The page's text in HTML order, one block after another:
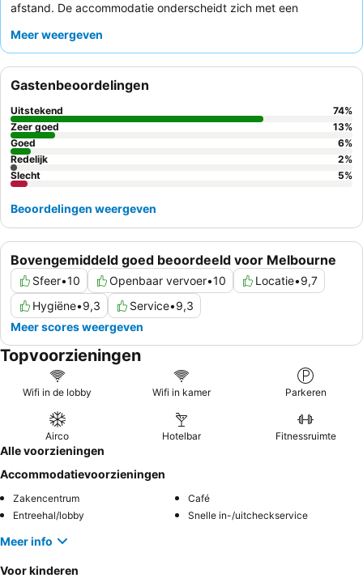
afstand. De accommodatie onderscheidt zich met een
gepersonaliseerde welkomstgeschenken, wat de algehele
uitzonderlijke warmte en oplettendheid van het
de kwaliteit van hetontbijt
ervaring kunt u overwegen een kamer op een hogere verdieping
te boeken voor een superieur uitzicht over de stad.
Meer weergeven
Bovengemiddeld goed beoordeeld voor Melbourne
Sfeer•10 Openbaar vervoer•10 Locatie•9,7
Hygiëne•9,3 Service•9,3
Meer scores weergeven
Gastenbeoordelingen
Uitstekend 74%
Zeer goed
13%
Goed
6%
Redelijk
2%
Slecht
5%
Beoordelingen weergeven
Topvoorzieningen
Wifi in de lobby Wifi in kamer Parkeren
Airco Hotelbar Fitnessruimte
Alle voorzieningen
Accommodatievoorzieningen
Zakencentrum
Café
Entreehal/lobby
Snelle in-/uitcheckservice
Meer info
Voor kinderen